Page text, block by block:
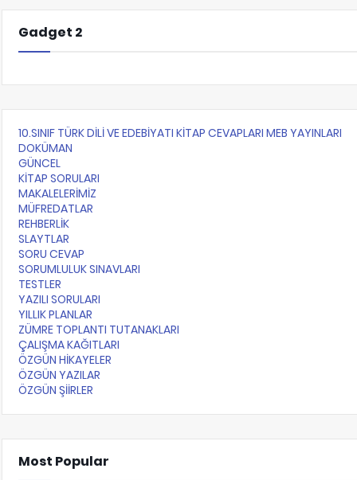
Gadget 2
10.SINIF TÜRK DİLİ VE EDEBİYATI KİTAP CEVAPLARI MEB YAYINLARI
DOKÜMAN
GÜNCEL
KİTAP SORULARI
MAKALELERİMİZ
MÜFREDATLAR
REHBERLİK
SLAYTLAR
SORU CEVAP
SORUMLULUK SINAVLARI
TESTLER
YAZILI SORULARI
YILLIK PLANLAR
ZÜMRE TOPLANTI TUTANAKLARI
ÇALIŞMA KAĞITLARI
ÖZGÜN HİKAYELER
ÖZGÜN YAZILAR
ÖZGÜN ŞİİRLER
Most Popular